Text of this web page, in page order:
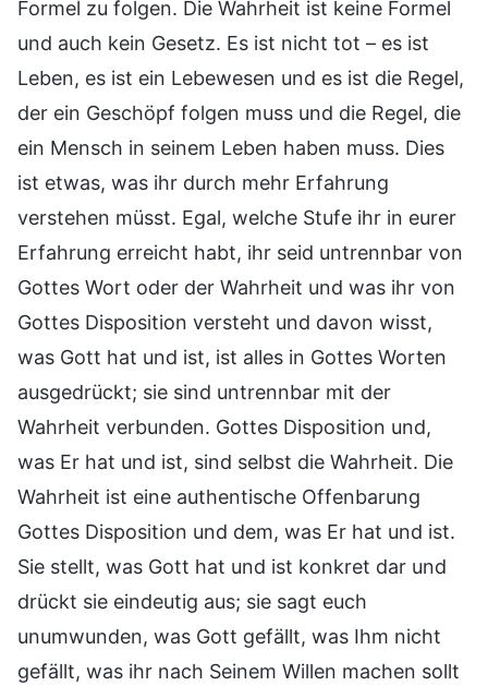
Formel zu folgen. Die Wahrheit ist keine Formel
und auch kein Gesetz. Es ist nicht tot – es ist
Leben, es ist ein Lebewesen und es ist die Regel,
der ein Geschöpf folgen muss und die Regel, die
ein Mensch in seinem Leben haben muss. Dies
ist etwas, was ihr durch mehr Erfahrung
verstehen müsst. Egal, welche Stufe ihr in eurer
Erfahrung erreicht habt, ihr seid untrennbar von
Gottes Wort oder der Wahrheit und was ihr von
Gottes Disposition versteht und davon wisst,
was Gott hat und ist, ist alles in Gottes Worten
ausgedrückt; sie sind untrennbar mit der
Wahrheit verbunden. Gottes Disposition und,
was Er hat und ist, sind selbst die Wahrheit. Die
Wahrheit ist eine authentische Offenbarung
Gottes Disposition und dem, was Er hat und ist.
Sie stellt, was Gott hat und ist konkret dar und
drückt sie eindeutig aus; sie sagt euch
unumwunden, was Gott gefällt, was Ihm nicht
gefällt, was ihr nach Seinem Willen machen sollt